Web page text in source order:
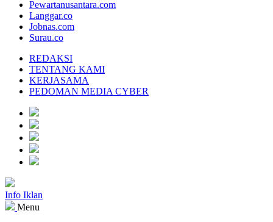
Pewartanusantara.com
Langgar.co
Jobnas.com
Surau.co
REDAKSI
TENTANG KAMI
KERJASAMA
PEDOMAN MEDIA CYBER
Info Iklan
Menu